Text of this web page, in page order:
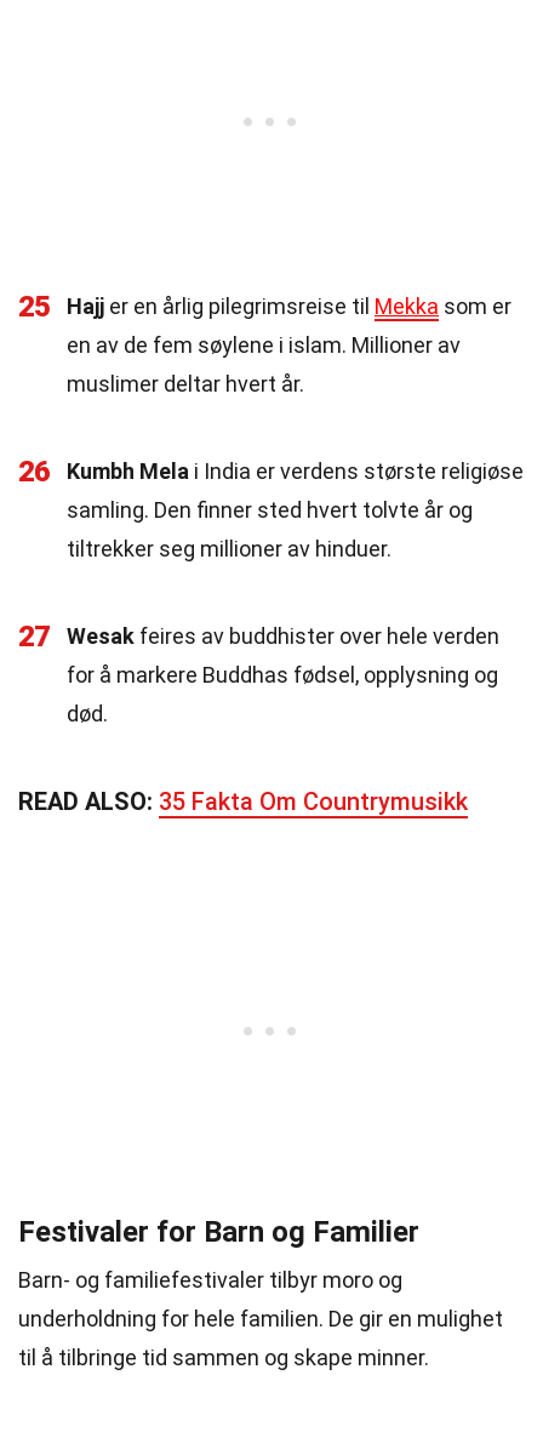
25 Hajj er en årlig pilegrimsreise til Mekka som er
en av de fem søylene i islam. Millioner av
muslimer deltar hvert år.
26 Kumbh Mela i India er verdens største religiøse
samling. Den finner sted hvert tolvte år og
tiltrekker seg millioner av hinduer.
27 Wesak feires av buddhister over hele verden
for å markere Buddhas fødsel, opplysning og
død.
READ ALSO: 35 Fakta Om Countrymusikk
Festivaler for Barn og Familier
Barn- og familiefestivaler tilbyr moro og
underholdning for hele familien. De gir en mulighet
til å tilbringe tid sammen og skape minner.